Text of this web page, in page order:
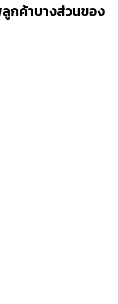
กค้าบางส่วนของ